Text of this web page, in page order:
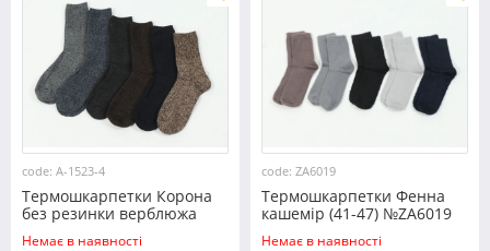
code: A-1523-4
Термошкарпетки Корона
без резинки верблюжа
вовна (42-48) №A-1523-4
Немає в наявності
code: ZA6019
Термошкарпетки Фенна
кашемір (41-47) №ZA6019
Немає в наявності